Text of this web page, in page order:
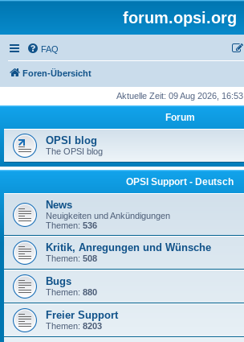
forum.opsi.org
FAQ
Foren-Übersicht
Aktuelle Zeit: 09 Aug 2026, 16:53
Forum
OPSI blog
The OPSI blog
OPSI Support - Deutsch
News
Neuigkeiten und Ankündigungen
Themen: 536
Kritik, Anregungen und Wünsche
Themen: 508
Bugs
Themen: 880
Freier Support
Themen: 8203